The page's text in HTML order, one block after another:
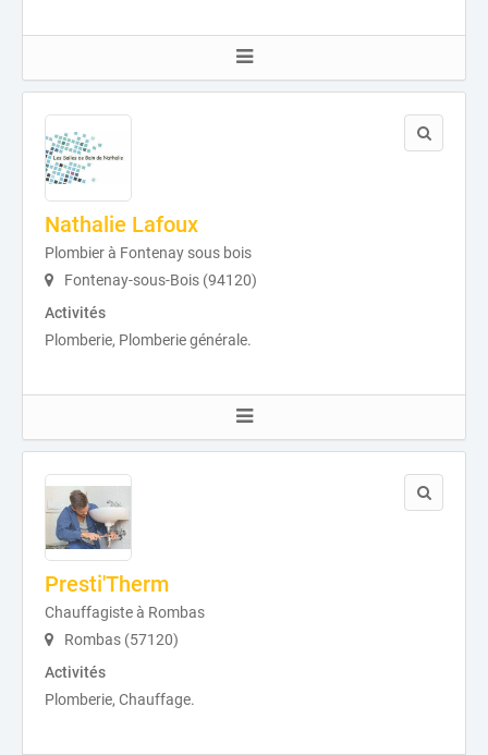
Nathalie Lafoux
Plombier à Fontenay sous bois
Fontenay-sous-Bois (94120)
Activités
Plomberie, Plomberie générale.
Presti'Therm
Chauffagiste à Rombas
Rombas (57120)
Activités
Plomberie, Chauffage.